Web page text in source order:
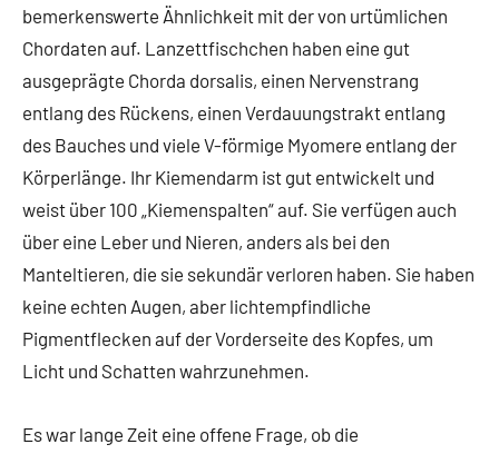
bemerkenswerte Ähnlichkeit mit der von urtümlichen
Chordaten auf. Lanzettfischchen haben eine gut
ausgeprägte Chorda dorsalis, einen Nervenstrang
entlang des Rückens, einen Verdauungstrakt entlang
des Bauches und viele V-förmige Myomere entlang der
Körperlänge. Ihr Kiemendarm ist gut entwickelt und
weist über 100 „Kiemenspalten“ auf. Sie verfügen auch
über eine Leber und Nieren, anders als bei den
Manteltieren, die sie sekundär verloren haben. Sie haben
keine echten Augen, aber lichtempfindliche
Pigmentflecken auf der Vorderseite des Kopfes, um
Licht und Schatten wahrzunehmen.
Es war lange Zeit eine offene Frage, ob die